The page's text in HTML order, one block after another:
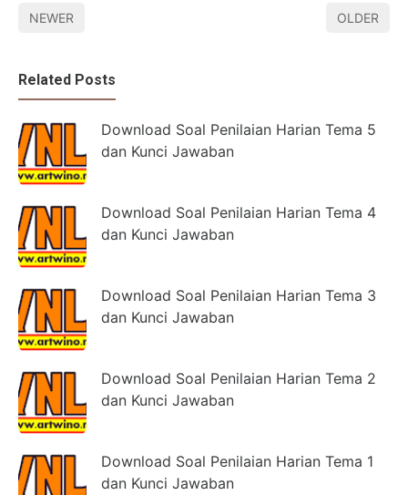
NEWER OLDER
Related Posts
Download Soal Penilaian Harian Tema 5
dan Kunci Jawaban
Download Soal Penilaian Harian Tema 4
dan Kunci Jawaban
Download Soal Penilaian Harian Tema 3
dan Kunci Jawaban
Download Soal Penilaian Harian Tema 2
dan Kunci Jawaban
Download Soal Penilaian Harian Tema 1
dan Kunci Jawaban